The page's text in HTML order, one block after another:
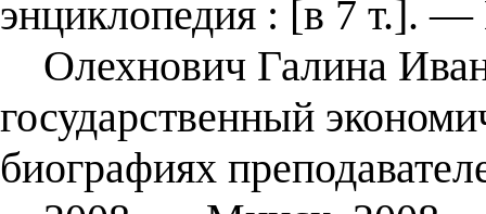
энциклопедия : [в 7 т.].
Олехнович Галина
государственный
биографиях